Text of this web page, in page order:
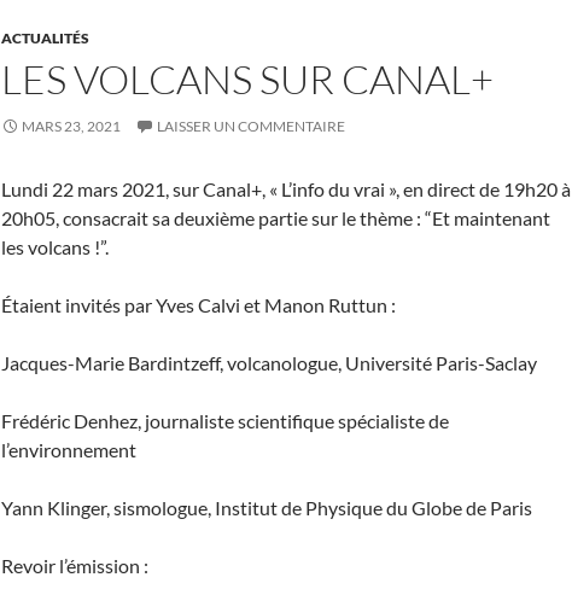
ACTUALITÉS
LES VOLCANS SUR CANAL+
MARS 23, 2021 LAISSER UN COMMENTAIRE
Lundi 22 mars 2021, sur Canal+, « L’info du vrai », en direct de 19h20 à
20h05, consacrait sa deuxième partie sur le thème : “Et maintenant
les volcans !”.
Étaient invités par Yves Calvi et Manon Ruttun :
Jacques-Marie Bardintzeff, volcanologue, Université Paris-Saclay
Frédéric Denhez, journaliste scientifique spécialiste de
l’environnement
Yann Klinger, sismologue, Institut de Physique du Globe de Paris
Revoir l’émission :